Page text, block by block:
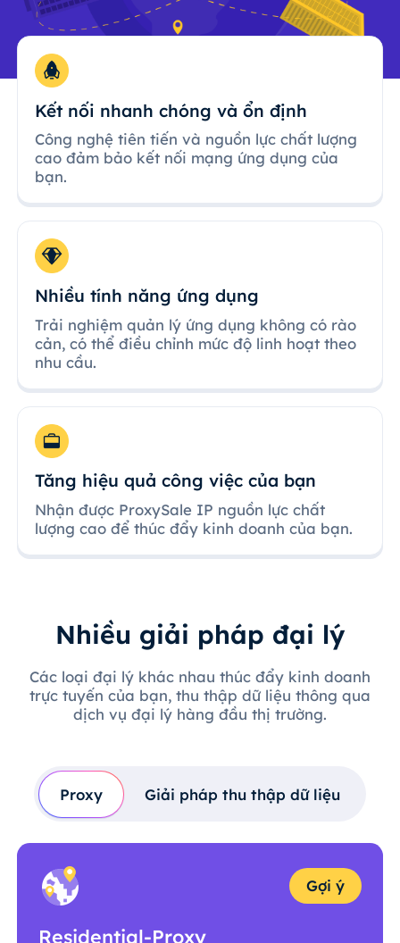
Kết nối nhanh chóng và ổn định
Công nghệ tiên tiến và nguồn lực chất lượng
cao đảm bảo kết nối mạng ứng dụng của
bạn.
Nhiều tính năng ứng dụng
Trải nghiệm quản lý ứng dụng không có rào
cản, có thể điều chỉnh mức độ linh hoạt theo
nhu cầu.
Tăng hiệu quả công việc của bạn
Nhận được ProxySale IP nguồn lực chất
lượng cao để thúc đẩy kinh doanh của bạn.
Nhiều giải pháp đại lý
Các loại đại lý khác nhau thúc đẩy kinh doanh
trực tuyến của bạn, thu thập dữ liệu thông qua
dịch vụ đại lý hàng đầu thị trường.
Proxy Giải pháp thu thập dữ liệu
Gợi ý
Residential-Proxy